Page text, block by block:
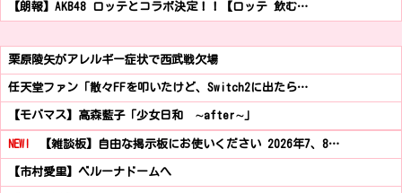
【朗報】AKB48 ロッテとコラボ決定！！【ロッテ 飲む…
栗原陵矢がアレルギー症状で西武戦欠場
任天堂ファン「散々FFを叩いたけど、Switch2に出たら…
【モバマス】高森藍子「少女日和 ∼after∼」
NEW! 【雑談板】自由な掲示板にお使いください 2026年7、8…
【市村愛里】ベルーナドームへ